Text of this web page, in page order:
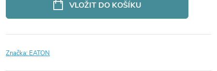
VLOŽIT DO KOŠÍKU
Značka: EATON